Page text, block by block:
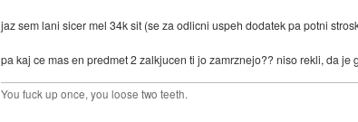
jaz sem lani sicer mel 34k sit (se za odlicni uspeh dodatek pa potni
pa kaj ce mas en predmet 2 zalkjucen ti jo zamrznejo?? niso rekli, da
You fuck up once, you loose two teeth.